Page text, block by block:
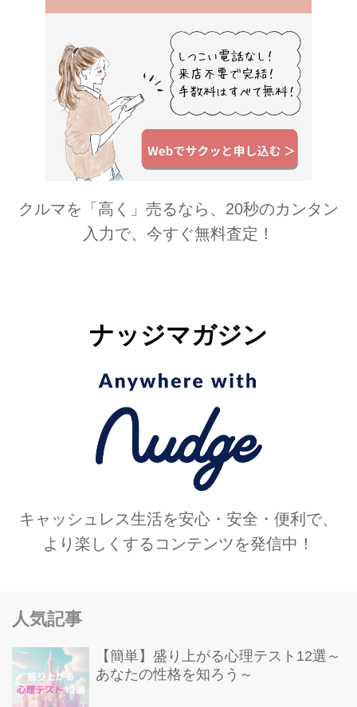
クルマを「高く」売るなら、20秒のカンタン
入力で、今すぐ無料査定！
ナッジマガジン
キャッシュレス生活を安心・安全・便利で、
より楽しくするコンテンツを発信中！
人気記事
【簡単】盛り上がる心理テスト12選～
あなたの性格を知ろう～